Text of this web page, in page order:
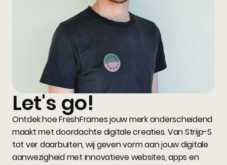
Let's go!
Ontdek hoe FreshFrames jouw merk onderscheidend
maakt met doordachte digitale creaties. Van Strijp-S
tot ver daarbuiten, wij geven vorm aan jouw digitale
aanwezigheid met innovatieve websites, apps en